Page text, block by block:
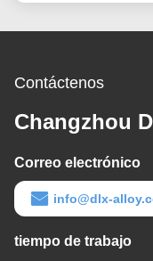
Contáctenos
Changzhou
Correo electrónico
info@dlx-
tiempo de trabajo